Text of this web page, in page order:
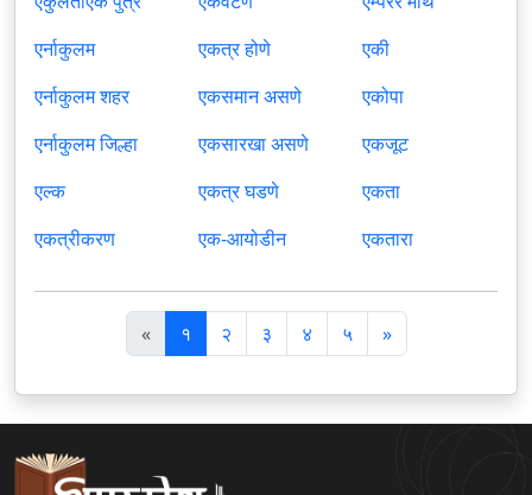
एर्नाकुलम
एर्नाकुलम शहर
एर्नाकुलम जिल्हा
एल्क
एकत्रीकरण
एकत्र होणे
एकसमान असणे
एकसारखा असणे
एकत्र घडणे
एक-आयोडीन
एकी
एकोपा
एकजूट
एकता
एकतारा
«पि
छ
ला
१ २ ३ ४ ५ »अ
ग
ला